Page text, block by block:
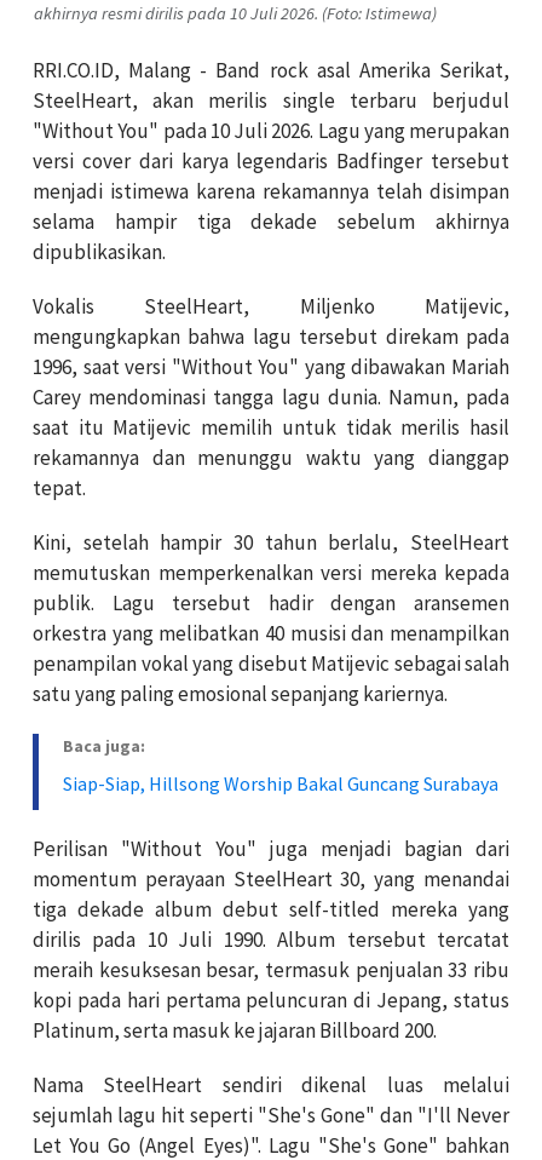
akhirnya resmi dirilis pada 10 Juli 2026. (Foto: Istimewa)
RRI.CO.ID, Malang - Band rock asal Amerika Serikat,
SteelHeart, akan merilis single terbaru berjudul
"Without You" pada 10 Juli 2026. Lagu yang merupakan
versi cover dari karya legendaris Badfinger tersebut
menjadi istimewa karena rekamannya telah disimpan
selama hampir tiga dekade sebelum akhirnya
dipublikasikan.
Vokalis SteelHeart, Miljenko Matijevic,
mengungkapkan bahwa lagu tersebut direkam pada
1996, saat versi "Without You" yang dibawakan Mariah
Carey mendominasi tangga lagu dunia. Namun, pada
saat itu Matijevic memilih untuk tidak merilis hasil
rekamannya dan menunggu waktu yang dianggap
tepat.
Kini, setelah hampir 30 tahun berlalu, SteelHeart
memutuskan memperkenalkan versi mereka kepada
publik. Lagu tersebut hadir dengan aransemen
orkestra yang melibatkan 40 musisi dan menampilkan
penampilan vokal yang disebut Matijevic sebagai salah
satu yang paling emosional sepanjang kariernya.
Baca juga:
Siap-Siap, Hillsong Worship Bakal Guncang Surabaya
Perilisan "Without You" juga menjadi bagian dari
momentum perayaan SteelHeart 30, yang menandai
tiga dekade album debut self-titled mereka yang
dirilis pada 10 Juli 1990. Album tersebut tercatat
meraih kesuksesan besar, termasuk penjualan 33 ribu
kopi pada hari pertama peluncuran di Jepang, status
Platinum, serta masuk ke jajaran Billboard 200.
Nama SteelHeart sendiri dikenal luas melalui
sejumlah lagu hit seperti "She's Gone" dan "I'll Never
Let You Go (Angel Eyes)". Lagu "She's Gone" bahkan